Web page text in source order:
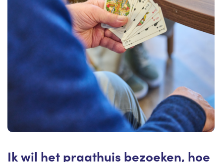
Ik wil het praathuis bezoeken, hoe